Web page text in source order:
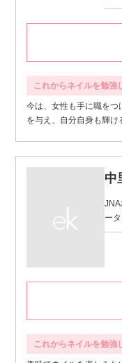
これからネイルを勉強
今は、女性も手に職を
を与え、自分自身も輝け
中
JNA
ー
これからネイルを勉強